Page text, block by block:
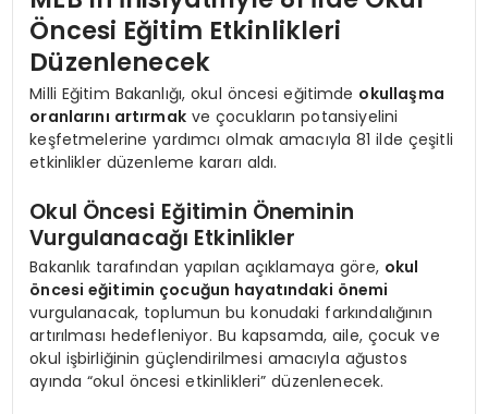
Öncesi Eğitim Etkinlikleri
Düzenlenecek
Milli Eğitim Bakanlığı, okul öncesi eğitimde okullaşma
oranlarını artırmakve çocukların potansiyelini
keşfetmelerine yardımcı olmak amacıyla 81 ilde çeşitli
etkinlikler düzenleme kararı aldı.
Okul Öncesi Eğitimin Öneminin
Vurgulanacağı Etkinlikler
Bakanlık tarafından yapılan açıklamaya göre, okul
öncesi eğitimin çocuğun hayatındaki önemi
vurgulanacak, toplumun bu konudaki farkındalığının
artırılması hedefleniyor. Bu kapsamda, aile, çocuk ve
okul işbirliğinin güçlendirilmesi amacıyla ağustos
ayında “okul öncesi etkinlikleri” düzenlenecek.